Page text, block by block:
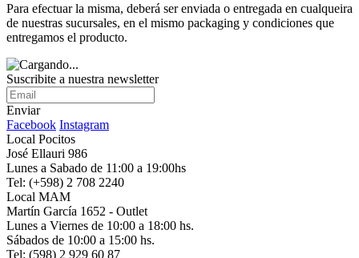
Para efectuar la misma, deberá ser enviada o entregada en cualqueira
de nuestras sucursales, en el mismo packaging y condiciones que
entregamos el producto.
Suscribite a nuestra newsletter
Enviar
Facebook Instagram
Local Pocitos
José Ellauri 986
Lunes a Sabado de 11:00 a 19:00hs
Tel: (+598) 2 708 2240
Local MAM
Martín García 1652 - Outlet
Lunes a Viernes de 10:00 a 18:00 hs.
Sábados de 10:00 a 15:00 hs.
Tel: (598) 2 929 60 87